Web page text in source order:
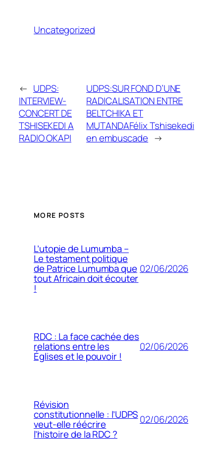
Uncategorized
← UDPS:
INTERVIEW-
CONCERT DE
TSHISEKEDI A
RADIO OKAPI
UDPS:SUR FOND D’UNE
RADICALISATION ENTRE
BELTCHIKA ET
MUTANDAFélix Tshisekedi
en embuscade →
MORE POSTS
L’utopie de Lumumba –
Le testament politique
de Patrice Lumumba que
tout Africain doit écouter
!
02/06/2026
RDC : La face cachée des
relations entre les
Églises et le pouvoir !
02/06/2026
Révision
constitutionnelle : l’UDPS
veut-elle réécrire
l’histoire de la RDC ?
02/06/2026